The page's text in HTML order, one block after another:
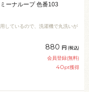
ーナループ 色番103
しているので、洗濯機で丸洗いが
880 円 (税込)
会員登録(無料)
40pt獲得